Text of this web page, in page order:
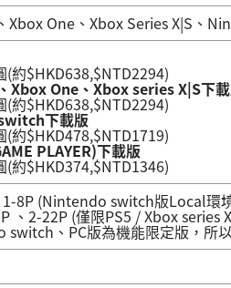
Xbox One、Xbox Series X|S、
(約$HKD638,$NTD2294)
Xbox One、Xbox series X|S下
(約$HKD638,$NTD2294)
下載版
(約$HKD478,$NTD1719)
PLAYER)下載版
(約$HKD374,$NTD1346)
1-8P (Nintendo switch版Local環
、2-22P (僅限PS5 / Xbox series
、PC版為機能限定版，所